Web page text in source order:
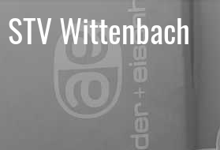
STV Wittenbach